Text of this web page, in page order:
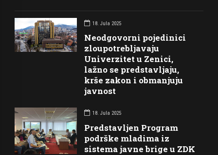
18. Jula 2025
Neodgovorni pojedinici
zloupotrebljavaju
Univerzitet u Zenici,
lažno se predstavljaju,
krše zakon i obmanjuju
javnost
18. Jula 2025
Predstavljen Program
podrške mladima iz
sistema javne brige u ZDK